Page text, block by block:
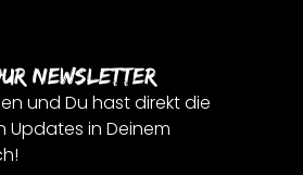
Newsletter
und Du hast direkt die
Updates in Deinem